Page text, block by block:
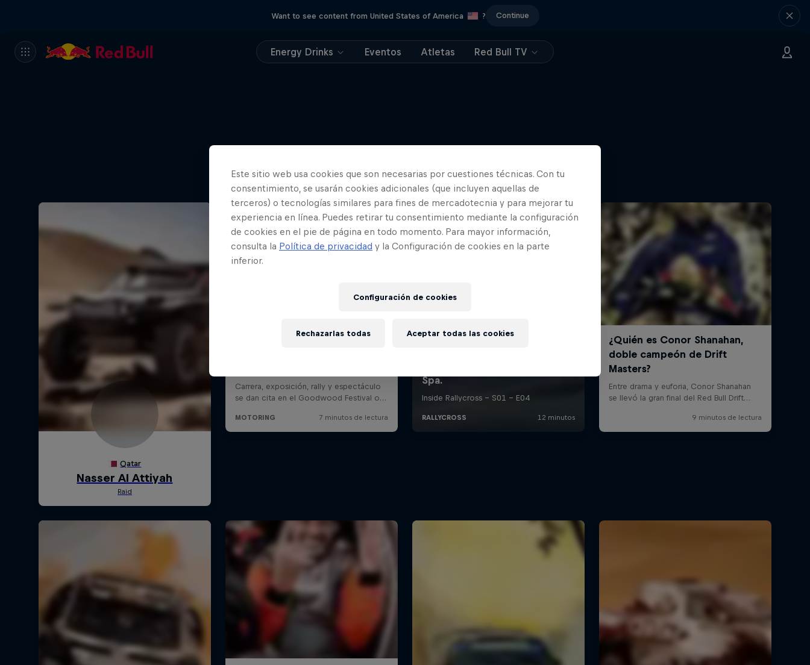
Want to see content from United States of America ? Continue
Energy Drinks Eventos Atletas Red Bull TV
Este sitio web usa cookies que son necesarias por cuestiones técnicas. Con tu
consentimiento, se usarán cookies adicionales (que incluyen aquellas de
terceros) o tecnologías similares para fines de mercadotecnia y para mejorar tu
experiencia en línea. Puedes retirar tu consentimiento mediante la configuración
de cookies en el pie de página en todo momento. Para mayor información,
consulta la Política de privacidad y la Configuración de cookies en la parte
inferior.
Configuración de cookies
Rechazarlas todas Aceptar todas las cookies